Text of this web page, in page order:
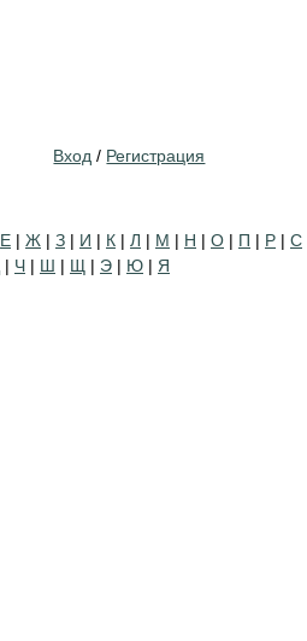
Вход / Регистрация
Е | Ж | З | И | К | Л | М | Н | О | П | Р | С
| Ч | Ш | Щ | Э | Ю | Я